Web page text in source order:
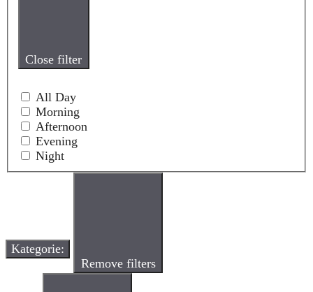
Close filter
All Day
Morning
Afternoon
Evening
Night
Kategorie:
Remove filters